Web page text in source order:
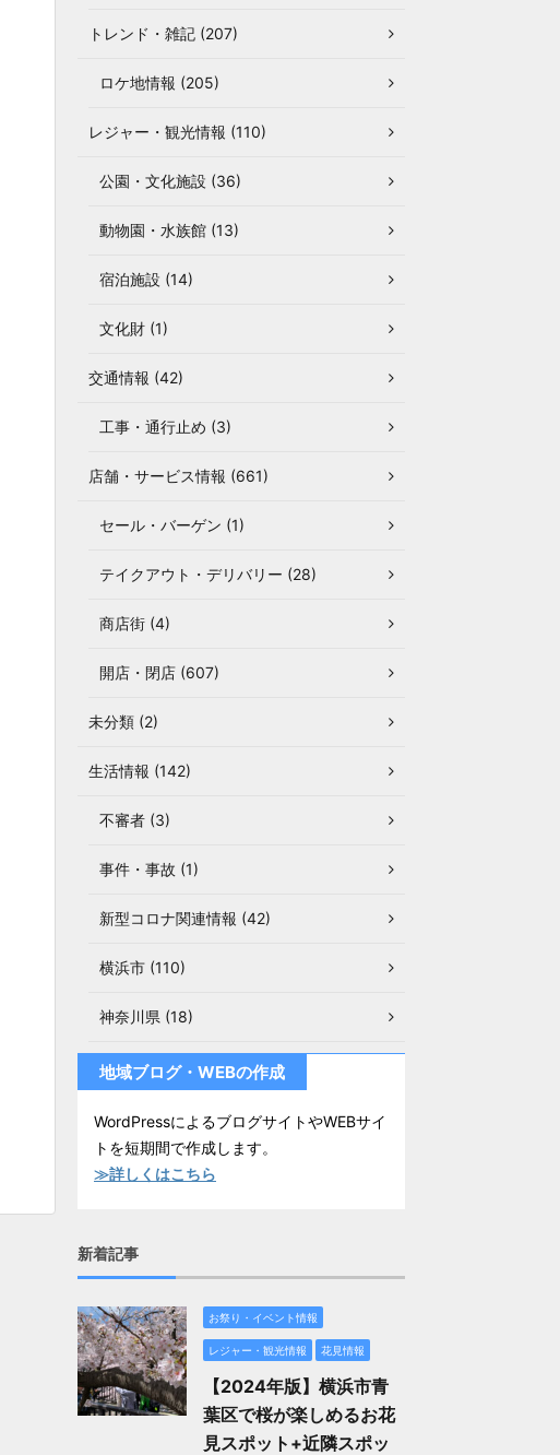
トレンド・雑記 (207)
ロケ地情報 (205)
レジャー・観光情報 (110)
公園・文化施設 (36)
動物園・水族館 (13)
宿泊施設 (14)
文化財 (1)
交通情報 (42)
工事・通行止め (3)
店舗・サービス情報 (661)
セール・バーゲン (1)
テイクアウト・デリバリー (28)
商店街 (4)
開店・閉店 (607)
未分類 (2)
生活情報 (142)
不審者 (3)
事件・事故 (1)
新型コロナ関連情報 (42)
横浜市 (110)
神奈川県 (18)
地域ブログ・WEBの作成
WordPressによるブログサイトやWEBサイ
トを短期間で作成します。
≫詳しくはこちら
新着記事
お祭り・イベント情報
レジャー・観光情報 花見情報
【2024年版】横浜市青
葉区で桜が楽しめるお花
見スポット+近隣スポッ